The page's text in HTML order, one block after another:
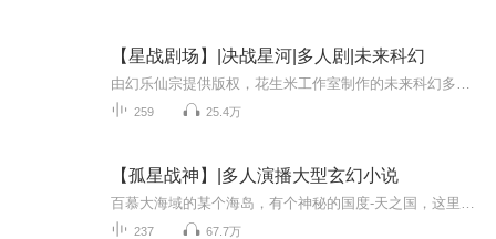
【星战剧场】|决战星河|多人剧|未来科幻
259 25.4万
【孤星战神】|多人演播大型玄幻小说
237 67.7万